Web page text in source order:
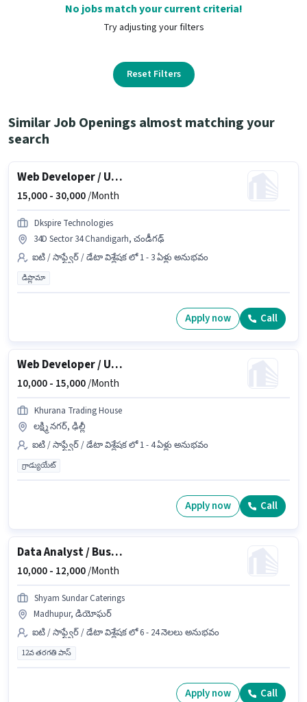
No jobs match your current criteria!
Try adjusting your filters
Reset Filters
Similar Job Openings almost matching your
search
Web Developer / UI-UX Designer
15,000 -30,000/Month
Dkspire Technologies
34D Sector 34 Chandigarh, చండీగఢ్
ఐటి / సాఫ్ట్వేర్ / డేటా విశ్లేషక లో 1 - 3 ఏళ్లు అనుభవం
డిప్లొమా
Apply now Call
Web Developer / UI-UX Designer
10,000 - 15,000/Month
Khurana Trading House
లక్ష్మి నగర్, ఢిల్లీ
ఐటి / సాఫ్ట్వేర్ / డేటా విశ్లేషక లో 1 - 4 ఏళ్లు అనుభవం
గ్రాడ్యుయేట్
Apply now Call
Data Analyst / Business Analyst Intern
10,000 - 12,000/Month
Shyam Sundar Caterings
Madhupur, డియోఘర్
ఐటి / సాఫ్ట్వేర్ / డేటా విశ్లేషక లో 6 - 24 నెలలు అనుభవం
12వ తరగతి పాస్
Apply now Call